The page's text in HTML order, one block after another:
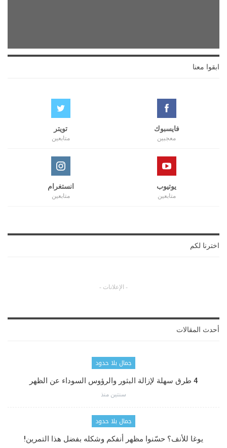
ابقوا معنا
فايسبوك
معجبين
تويتر
متابعين
يوتيوب
متابعين
انستغرام
متابعين
اخترنا لكم
- الإعلانات -
أحدث المقالات
جمال بلا حدود
4 طرق سهلة لإزالة البثور والرؤوس السوداء عن الظهر
سنتين منذ
جمال بلا حدود
يوغا للأنف؟ حسّنوا مظهر أنفكم وشكله بفضل هذا التمرين!